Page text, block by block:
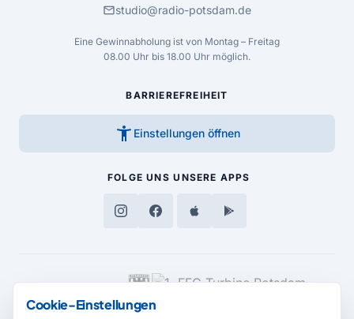
mailstudio@radio-potsdam.de
Eine Gewinnabholung ist von Montag – Freitag
08.00 Uhr bis 18.00 Uhr möglich.
BARRIEREFREIHEIT
accessibility_new Einstellungen öffnen
FOLGE UNS UNSERE APPS
MEDIENPARTNER
Cookie-Einstellungen